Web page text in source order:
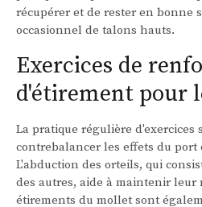
récupérer et de rester en bonne
occasionnel de talons hauts.
Exercices de
d'étirement pour
La pratique régulière d'exercices
contrebalancer les effets du port
L'abduction des orteils, qui
des autres, aide à maintenir
étirements du mollet sont